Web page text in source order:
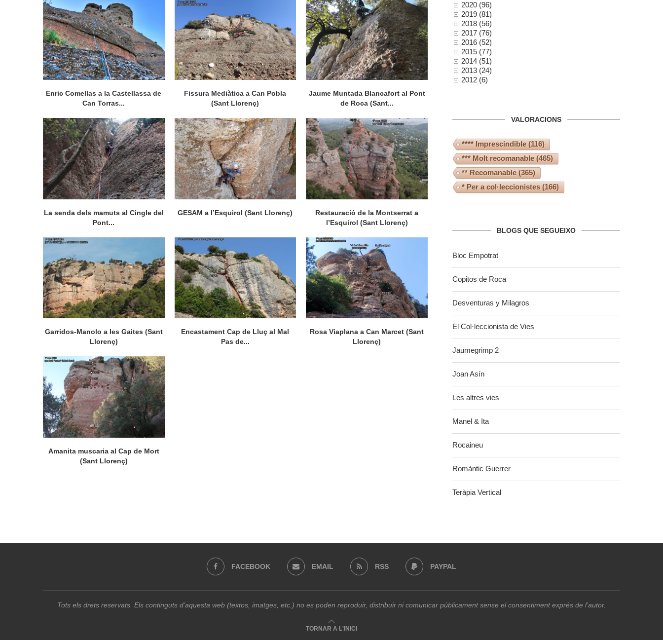
Enric Comellas a la Castellassa de
Can Torras...
Fissura Mediàtica a Can Pobla
(Sant Llorenç)
Jaume Muntada Blancafort al Pont
de Roca (Sant...
La senda dels mamuts al Cingle del
Pont...
GESAM a l’Esquirol (Sant Llorenç)
Restauració de la Montserrat a
l’Esquirol (Sant Llorenç)
Garridos-Manolo a les Gaites (Sant
Llorenç)
Encastament Cap de Lluç al Mal
Pas de...
Rosa Viaplana a Can Marcet (Sant
Llorenç)
Amanita muscaria al Cap de Mort
(Sant Llorenç)
2020 (96)
2019 (81)
2018 (56)
2017 (76)
2016 (52)
2015 (77)
2014 (51)
2013 (24)
2012 (6)
VALORACIONS
**** Imprescindible(116)
*** Molt recomanable(465)
** Recomanable(365)
* Per a col·leccionistes (166)
BLOGS QUE SEGUEIXO
Bloc Empotrat
Copitos de Roca
Desventuras y Milagros
El Col·leccionista de Vies
Jaumegrimp 2
Joan Asín
Les altres vies
Manel & Ita
Rocaineu
Romàntic Guerrer
Teràpia Vertical
FACEBOOK EMAIL RSS PAYPAL
Tots els drets reservats. Els continguts d’aquesta web (textos, imatges, etc.) no es poden reproduir, distribuir ni comunicar públicament sense el consentiment exprés de l’autor.
TORNAR A L'INICI